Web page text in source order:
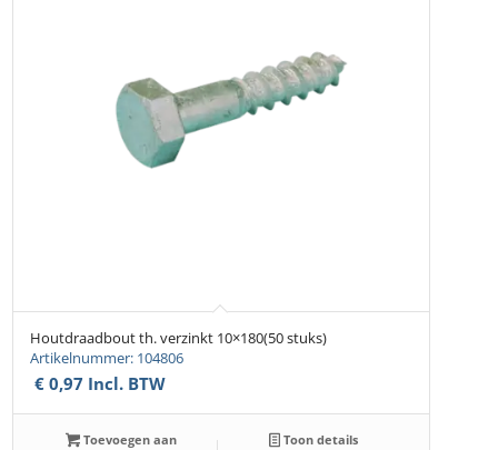
Houtdraadbout th. verzinkt 10×180(50 stuks)
Artikelnummer: 104806
€ 0,97 Incl. BTW
Toevoegen aan
Toon details